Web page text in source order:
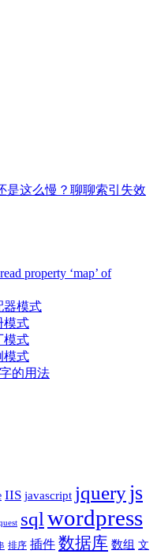
是这么慢？聊聊索引失效
property ‘map’ of
器模式
模式
模式
模式
的用法
IIS javascript jqueryjs
sql wordpress
排序 插件 数据库 数组 文